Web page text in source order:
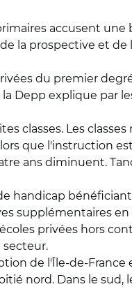
accusent une
la prospective et de
du premier
Depp explique par
classes. Les
que l'instruction
ans diminuent.
handicap
supplémentaires en
privées hors
secteur.
de l'Île-de-France
nord. Dans le sud,